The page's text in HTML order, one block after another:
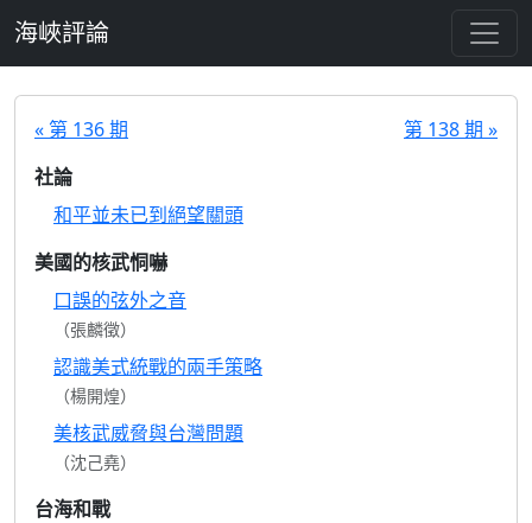
海峽評論
« 第 136 期
第 138 期 »
社論
和平並未已到絕望關頭
美國的核武恫嚇
口誤的弦外之音
（張麟徵）
認識美式統戰的兩手策略
（楊開煌）
美核武威脅與台灣問題
（沈己堯）
台海和戰